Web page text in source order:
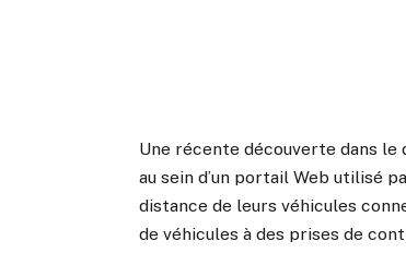
Une récente découverte dans
au sein d’un portail Web utilisé
distance de leurs véhicules
de véhicules à des prises de